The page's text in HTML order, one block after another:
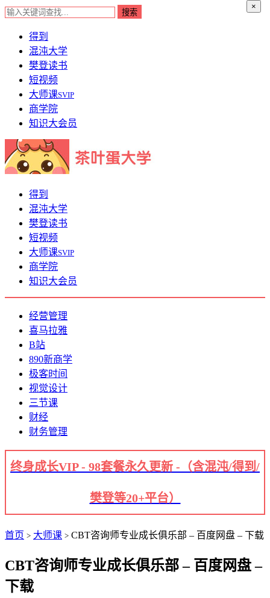
×
得到
混沌大学
樊登读书
短视频
大师课SVIP
商学院
知识大会员
得到
混沌大学
樊登读书
短视频
大师课SVIP
商学院
知识大会员
经营管理
喜马拉雅
B站
890新商学
极客时间
视觉设计
三节课
财经
财务管理
终身成长VIP - 98套餐永久更新 -（含混沌/得到/
樊登等20+平台）
首页 > 大师课 > CBT咨询师专业成长俱乐部 – 百度网盘 – 下载
CBT咨询师专业成长俱乐部 – 百度网盘 –
下载